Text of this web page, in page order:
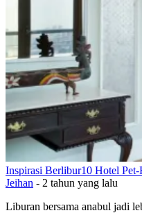
Inspirasi Berlibur10 Hotel
Jeihan - 2 tahun yang lalu
Liburan bersama anabul jadi